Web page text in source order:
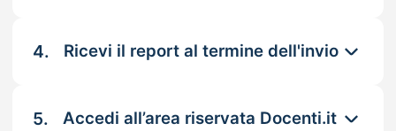
4. Ricevi il report al termine dell'invio
5. Accedi all’area riservata Docenti.it